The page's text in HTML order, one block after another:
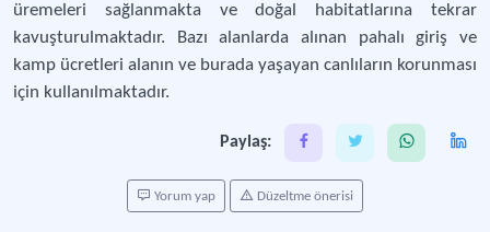
üremeleri sağlanmakta ve doğal habitatlarına tekrar
kavuşturulmaktadır. Bazı alanlarda alınan pahalı giriş ve
kamp ücretleri alanın ve burada yaşayan canlıların korunması
için kullanılmaktadır.
Paylaş:
Yorum yap Düzeltme önerisi